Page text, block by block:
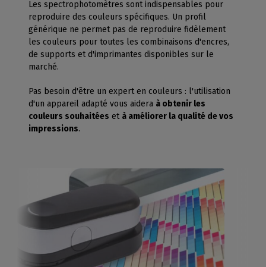
Les spectrophotomètres sont indispensables pour
reproduire des couleurs spécifiques. Un profil
générique ne permet pas de reproduire fidèlement
les couleurs pour toutes les combinaisons d'encres,
de supports et d'imprimantes disponibles sur le
marché.
Pas besoin d'être un expert en couleurs : l'utilisation
d'un appareil adapté vous aidera à obtenir les
couleurs souhaitées et à améliorer la qualité de vos
impressions.